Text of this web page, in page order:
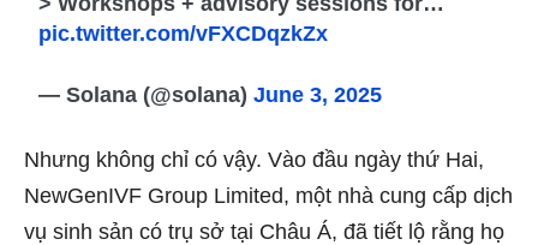
pic.twitter.com/vFXCDqzkZx
— Solana (@solana)June 3, 2025
Nhưng không chỉ có vậy. Vào đầu ngày thứ Hai,
NewGenIVF Group Limited, một nhà cung cấp dịch
vụ sinh sản có trụ sở tại Châu Á, đã tiết lộ rằng họ